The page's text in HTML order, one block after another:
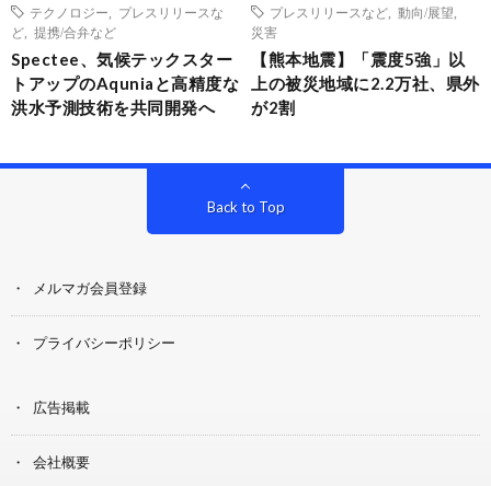
テクノロジー
プレスリリースな
ど
提携/合弁など
Spectee、気候テックスター
トアップのAquniaと高精度な
洪水予測技術を共同開発へ
プレスリリースなど
動向/展望
災害
【熊本地震】「震度5強」以
上の被災地域に2.2万社、県外
が2割
Back to Top
メルマガ会員登録
プライバシーポリシー
広告掲載
会社概要